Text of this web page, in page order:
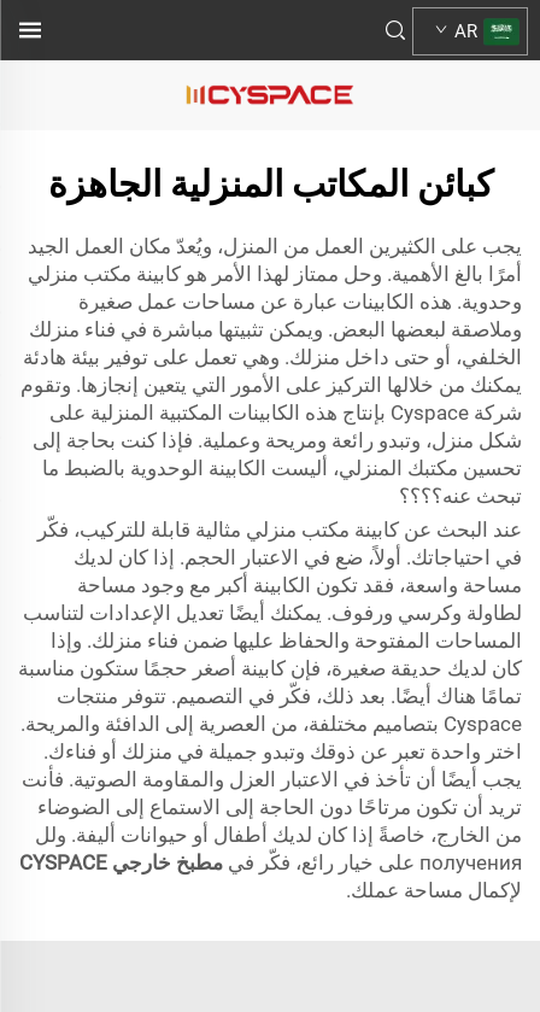
AR
كبائن المكاتب المنزلية الجاهزة
يجب على الكثيرين العمل من المنزل، ويُعدّ مكان العمل الجيد
أمرًا بالغ الأهمية. وحل ممتاز لهذا الأمر هو كابينة مكتب منزلي
وحدوية. هذه الكابينات عبارة عن مساحات عمل صغيرة
وملاصقة لبعضها البعض. ويمكن تثبيتها مباشرة في فناء منزلك
الخلفي، أو حتى داخل منزلك. وهي تعمل على توفير بيئة هادئة
يمكنك من خلالها التركيز على الأمور التي يتعين إنجازها. وتقوم
شركة Cyspace بإنتاج هذه الكابينات المكتبية المنزلية على
شكل منزل، وتبدو رائعة ومريحة وعملية. فإذا كنت بحاجة إلى
تحسين مكتبك المنزلي، أليست الكابينة الوحدوية بالضبط ما
تبحث عنه؟؟؟؟
عند البحث عن كابينة مكتب منزلي مثالية قابلة للتركيب، فكّر
في احتياجاتك. أولاً، ضع في الاعتبار الحجم. إذا كان لديك
مساحة واسعة، فقد تكون الكابينة أكبر مع وجود مساحة
لطاولة وكرسي ورفوف. يمكنك أيضًا تعديل الإعدادات لتناسب
المساحات المفتوحة والحفاظ عليها ضمن فناء منزلك. وإذا
كان لديك حديقة صغيرة، فإن كابينة أصغر حجمًا ستكون مناسبة
تمامًا هناك أيضًا. بعد ذلك، فكّر في التصميم. تتوفر منتجات
Cyspace بتصاميم مختلفة، من العصرية إلى الدافئة والمريحة.
اختر واحدة تعبر عن ذوقك وتبدو جميلة في منزلك أو فناءك.
يجب أيضًا أن تأخذ في الاعتبار العزل والمقاومة الصوتية. فأنت
تريد أن تكون مرتاحًا دون الحاجة إلى الاستماع إلى الضوضاء
من الخارج، خاصةً إذا كان لديك أطفال أو حيوانات أليفة. ولل
получения على خيار رائع، فكّر في
مطبخ خارجي CYSPACE
لإكمال مساحة عملك.